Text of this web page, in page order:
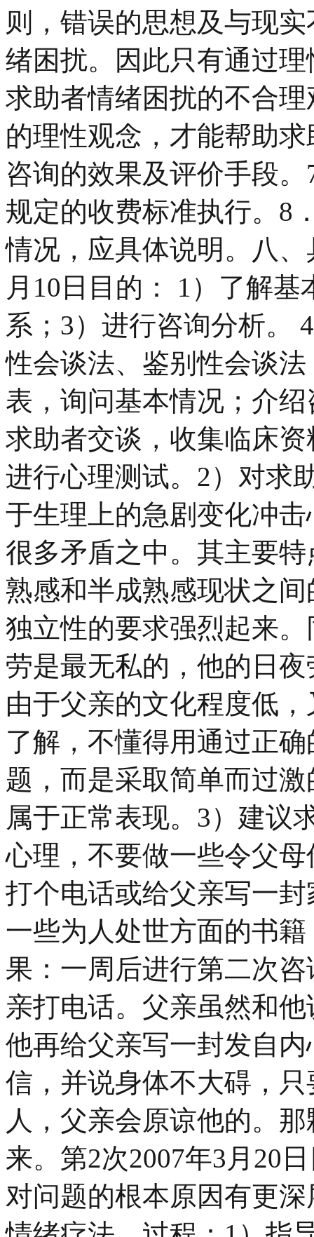
则，错误的思想及与现
绪困扰。因此只有通过
求助者情绪困扰的不合
的理性观念，才能帮助
咨询的效果及评价手段
规定的收费标准执行。8
情况，应具体说明。八
月10日目的： 1）了解
系；3）进行咨询分析。
性会谈法、鉴别性会谈
表，询问基本情况；介
求助者交谈，收集临床
进行心理测试。2）对求
于生理上的急剧变化冲
很多矛盾之中。其主要
熟感和半成熟感现状之
独立性的要求强烈起来
劳是最无私的，他的日
由于父亲的文化程度低
了解，不懂得用通过正
题，而是采取简单而过
属于正常表现。3）建议
心理，不要做一些令父
打个电话或给父亲写一
一些为人处世方面的书
果：一周后进行第二次
亲打电话。父亲虽然和
他再给父亲写一封发自
信，并说身体不大碍，
人，父亲会原谅他的。
来。第2次2007年3月20
对问题的根本原因有更